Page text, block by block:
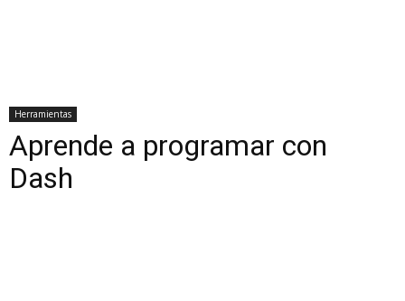
Herramientas
Aprende a programar con
Dash